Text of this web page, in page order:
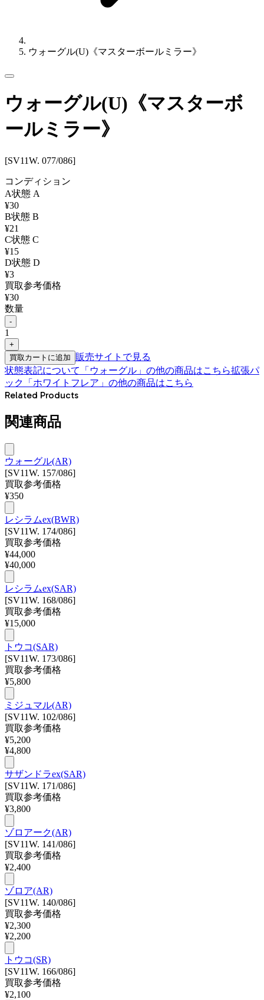
ウォーグル(U)《マスターボールミラー》
ウォーグル(U)《マスターボ
ールミラー》
[SV11W. 077/086]
コンディション
A状態 A
¥30
B状態 B
¥21
C状態 C
¥15
D状態 D
¥3
買取参考価格
¥30
数量
-
1
+
買取カートに追加
販売サイトで見る
状態表記について
「 ウォーグル 」の他の商品はこちら拡張パ
ック「ホワイトフレア」 の他の商品はこちら
Related Products
関連商品
ウォーグル(AR)
[SV11W. 157/086]
買取参考価格
¥350
レシラムex(BWR)
[SV11W. 174/086]
買取参考価格
¥44,000
¥40,000
レシラムex(SAR)
[SV11W. 168/086]
買取参考価格
¥15,000
トウコ(SAR)
[SV11W. 173/086]
買取参考価格
¥5,800
ミジュマル(AR)
[SV11W. 102/086]
買取参考価格
¥5,200
¥4,800
サザンドラex(SAR)
[SV11W. 171/086]
買取参考価格
¥3,800
ゾロアーク(AR)
[SV11W. 141/086]
買取参考価格
¥2,400
ゾロア(AR)
[SV11W. 140/086]
買取参考価格
¥2,300
¥2,200
トウコ(SR)
[SV11W. 166/086]
買取参考価格
¥2,100